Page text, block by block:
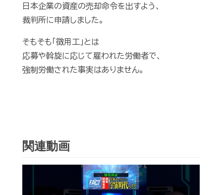
日本企業の資産の売却命令を出すよう、
裁判所に申請しました。
そもそも「徴用工」とは
応募や斡旋に応じて雇われた労働者で、
強制労働された事実はありません。
関連動画